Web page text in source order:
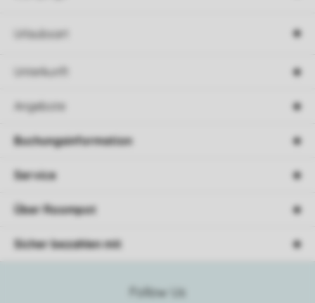
Urlaubsart
Unterkunft
Angebote
Follow Us
Buchungsinformation
Service
Über Roompot
Sicher bezahlen mit